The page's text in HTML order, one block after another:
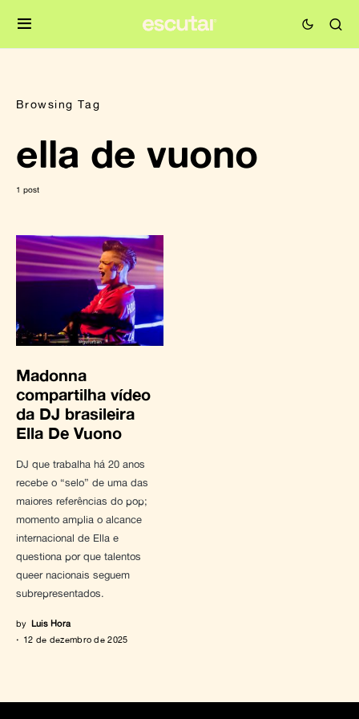
Browsing Tag
ella de vuono
1 post
Madonna
compartilha vídeo
da DJ brasileira
Ella De Vuono
DJ que trabalha há 20 anos
recebe o “selo” de uma das
maiores referências do pop;
momento amplia o alcance
internacional de Ella e
questiona por que talentos
queer nacionais seguem
subrepresentados.
by Luis Hora
12 de dezembro de 2025